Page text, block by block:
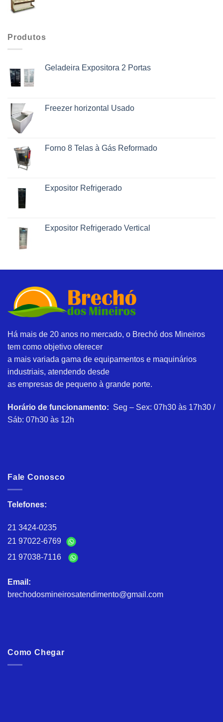
Produtos
Geladeira Expositora 2 Portas
Freezer horizontal Usado
Forno 8 Telas à Gás Reformado
Expositor Refrigerado
Expositor Refrigerado Vertical
Há mais de 20 anos no mercado, o Brechó dos Mineiros
tem como objetivo oferecer
a mais variada gama de equipamentos e maquinários
industriais, atendendo desde
as empresas de pequeno à grande porte.
Horário de funcionamento: Seg – Sex: 07h30 às 17h30 /
Sáb: 07h30 às 12h
Fale Conosco
Telefones:
21 3424-0235
21 97022-6769
21 97038-7116
Email:
brechodosmineirosatendimento@gmail.com
Como Chegar